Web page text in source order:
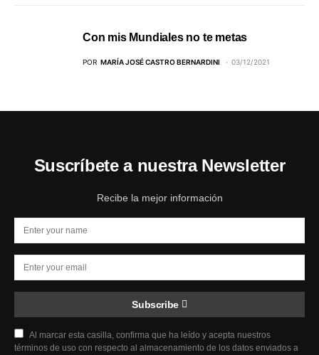
Con mis Mundiales no te metas
POR MARÍA JOSÉ CASTRO BERNARDINI 03/12/2021
Suscríbete a nuestra Newsletter
Recibe la mejor información
Subscribe
Al marcar esta casilla, confirma que ha leído y acepta nuestros
términos de uso con respecto al almacenamiento de los datos enviados a